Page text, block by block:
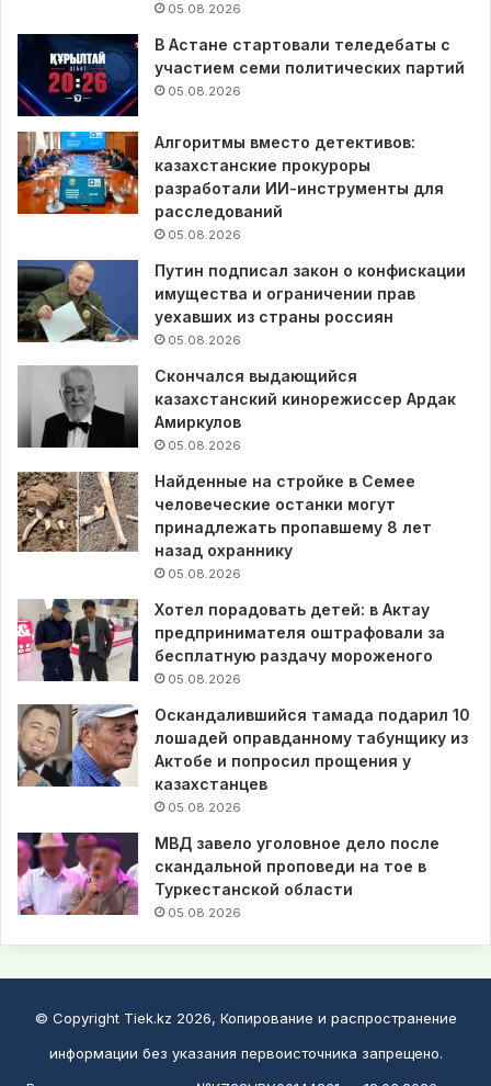
05.08.2026
В Астане стартовали теледебаты с
участием семи политических партий
05.08.2026
Алгоритмы вместо детективов:
казахстанские прокуроры
разработали ИИ-инструменты для
расследований
05.08.2026
Путин подписал закон о конфискации
имущества и ограничении прав
уехавших из страны россиян
05.08.2026
Скончался выдающийся
казахстанский кинорежиссер Ардак
Амиркулов
05.08.2026
Найденные на стройке в Семее
человеческие останки могут
принадлежать пропавшему 8 лет
назад охраннику
05.08.2026
Хотел порадовать детей: в Актау
предпринимателя оштрафовали за
бесплатную раздачу мороженого
05.08.2026
Оскандалившийся тамада подарил 10
лошадей оправданному табунщику из
Актобе и попросил прощения у
казахстанцев
05.08.2026
МВД завело уголовное дело после
скандальной проповеди на тое в
Туркестанской области
05.08.2026
© Copyright Tiek.kz 2026, Копирование и распространение
информации без указания первоисточника запрещено.